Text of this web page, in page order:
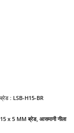
ब्रेड : LSB-H15-BR
15 x 5 MM ब्रेड, आसमानी नीला